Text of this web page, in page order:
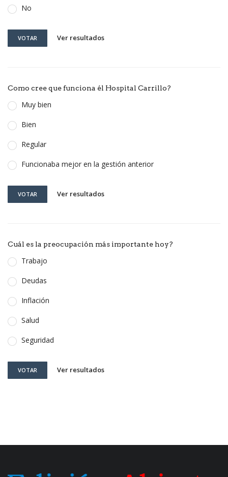
No
VOTAR Ver resultados
Como cree que funciona él Hospital Carrillo?
Muy bien
Bien
Regular
Funcionaba mejor en la gestión anterior
VOTAR Ver resultados
Cuál es la preocupación más importante hoy?
Trabajo
Deudas
Inflación
Salud
Seguridad
VOTAR Ver resultados